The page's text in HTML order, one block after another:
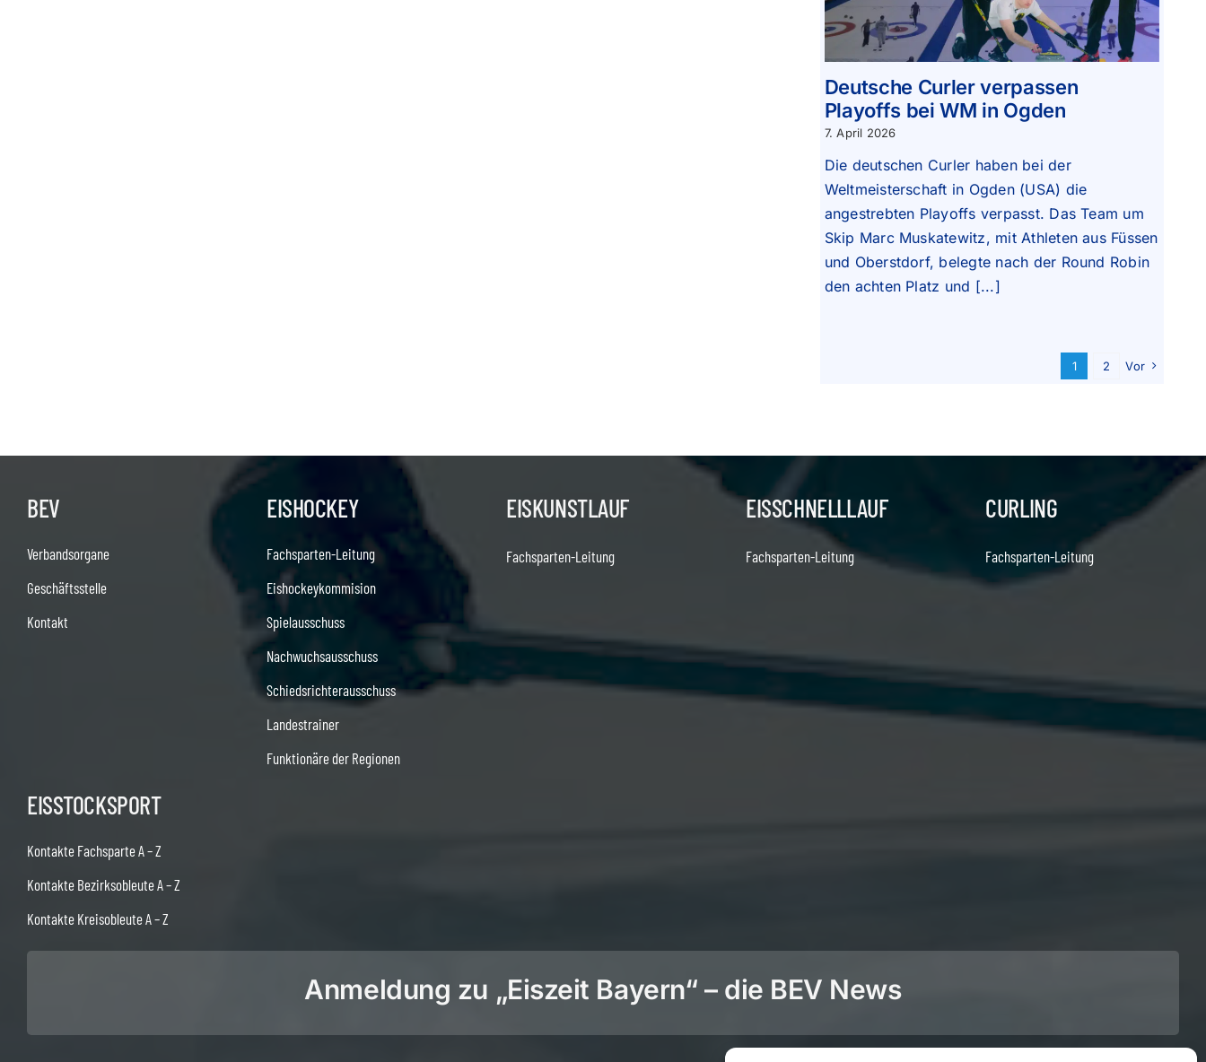
Deutsche Curler verpassen
Playoffs bei WM in Ogden
7. April 2026
Die deutschen Curler haben bei der
Weltmeisterschaft in Ogden (USA) die
angestrebten Playoffs verpasst. Das Team um
Skip Marc Muskatewitz, mit Athleten aus Füssen
und Oberstdorf, belegte nach der Round Robin
den achten Platz und [...]
1 2 Vor
BEV
Verbandsorgane
Geschäftsstelle
Kontakt
EISHOCKEY
Fachsparten-Leitung
Eishockeykommision
Spielausschuss
Nachwuchsausschuss
Schiedsrichterausschuss
Landestrainer
Funktionäre der Regionen
EISKUNSTLAUF
Fachsparten-Leitung
EISSCHNELLLAUF
Fachsparten-Leitung
CURLING
Fachsparten-Leitung
EISSTOCKSPORT
Kontakte Fachsparte A – Z
Kontakte Bezirksobleute A – Z
Kontakte Kreisobleute A – Z
Anmeldung zu „Eiszeit Bayern“ – die BEV News